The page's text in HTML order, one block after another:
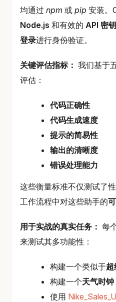
均通过 npm 或 pip 安装。
Node.js 和有效的 API 密钥
登录进行身份验证。
关键评估指标： 我们基于
评估：
代码正确性
代码生成速度
提示的简易性
输出的清晰度
错误处理能力
这些衡量标准不仅测试了
工作流程中对这些助手的
用于实战的真实任务： 每
来测试其多功能性：
构建一个类似于
构建一个天气时钟
使用